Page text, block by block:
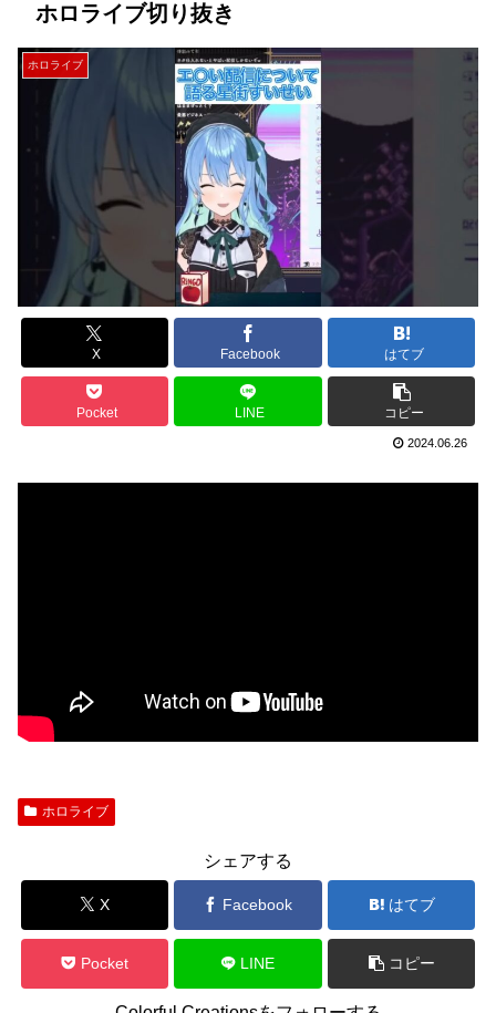
ホロライブ切り抜き
ホロライブ
X Facebook はてブ
Pocket LINE コピー
2024.06.26
ホロライブ
シェアする
X Facebook はてブ
Pocket LINE コピー